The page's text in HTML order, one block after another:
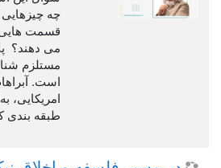
چه
قسمت
می دهند؟
مستلزم
است.
امریکایی،
طبقه بندی